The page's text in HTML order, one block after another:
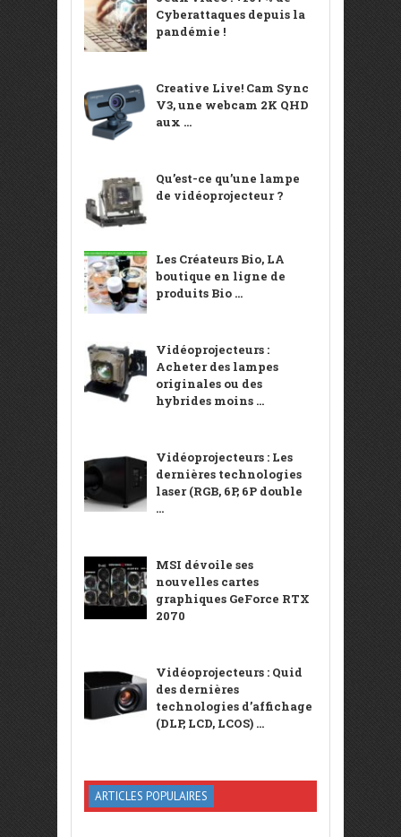
Cyberattaques depuis la
pandémie !
Creative Live! Cam Sync
V3, une webcam 2K QHD
aux ...
Qu’est-ce qu’une lampe
de vidéoprojecteur ?
Les Créateurs Bio, LA
boutique en ligne de
produits Bio ...
Vidéoprojecteurs :
Acheter des lampes
originales ou des
hybrides moins ...
Vidéoprojecteurs : Les
dernières technologies
laser (RGB, 6P, 6P double
...
MSI dévoile ses
nouvelles cartes
graphiques GeForce RTX
2070
Vidéoprojecteurs : Quid
des dernières
technologies d’affichage
(DLP, LCD, LCOS) ...
ARTICLES POPULAIRES